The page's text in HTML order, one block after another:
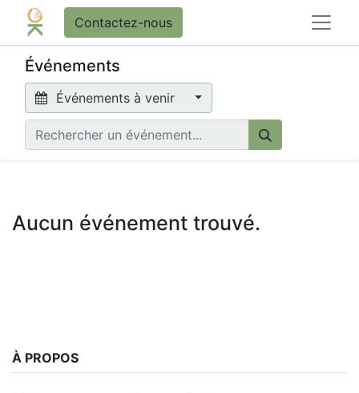
Contactez-nous
Événements
Événements à venir
Aucun événement trouvé.
À PROPOS